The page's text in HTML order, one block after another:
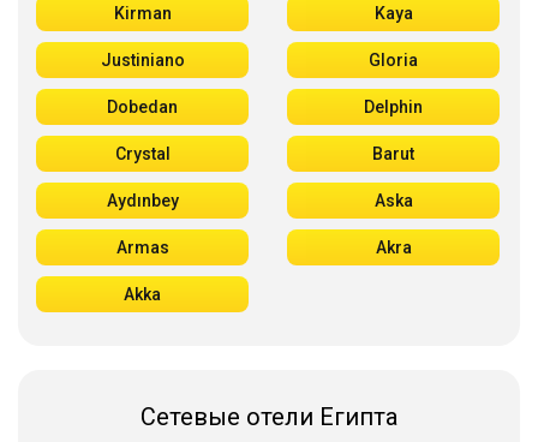
Kirman Kaya
Justiniano Gloria
Dobedan Delphin
Crystal Barut
Aydınbey Aska
Armas Akra
Akka
Сетевые отели Египта